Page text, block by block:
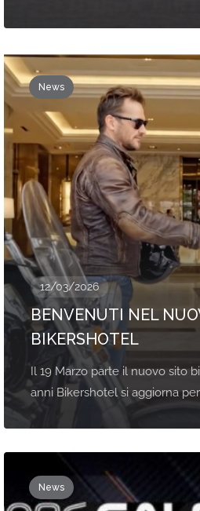
News
12/03/2026
BENVENUTI NEL
BIKERSHOTEL
Il 19 Marzo parte il nuovo sito
anni Bikershotel si aggiorna
News